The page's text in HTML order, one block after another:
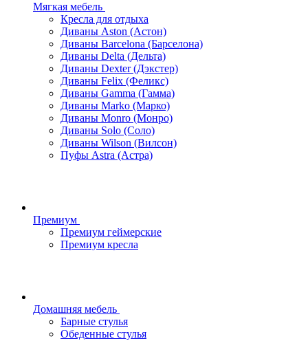
Мягкая мебель
Кресла для отдыха
Диваны Aston (Астон)
Диваны Barcelona (Барселона)
Диваны Delta (Дельта)
Диваны Dexter (Дэкстер)
Диваны Felix (Феликс)
Диваны Gamma (Гамма)
Диваны Marko (Марко)
Диваны Monro (Монро)
Диваны Solo (Соло)
Диваны Wilson (Вилсон)
Пуфы Astra (Астра)
Премиум
Премиум геймерские
Премиум кресла
Домашняя мебель
Барные стулья
Обеденные стулья